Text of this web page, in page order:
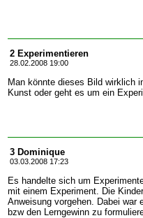
2 Experimentieren
28.02.2008 19:00
Man könnte dieses Bild wirklich
Kunst oder geht es um ein
3 Dominique
03.03.2008 17:23
Es handelte sich um
mit einem Experiment. Die
Anweisung vorgehen. Dabei war
bzw den Lerngewinn zu